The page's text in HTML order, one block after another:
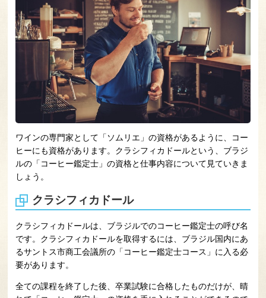
ワインの専門家として「ソムリエ」の資格があるように、コー
ヒーにも資格があります。クラシフィカドールという、ブラジ
ルの「コーヒー鑑定士」の資格と仕事内容について見ていきま
しょう。
クラシフィカドール
クラシフィカドールは、ブラジルでのコーヒー鑑定士の呼び名
です。クラシフィカドールを取得するには、ブラジル国内にあ
るサントス市商工会議所の「コーヒー鑑定士コース」に入る必
要があります。
全ての課程を終了した後、卒業試験に合格したものだけが、晴